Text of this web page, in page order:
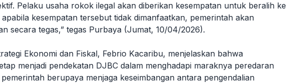
Pelaku usaha rokok ilegal akan diberikan kesempatan untuk beralih ke
kesempatan tersebut tidak dimanfaatkan, pemerintah akan
secara tegas,” tegas Purbaya (Jumat, 10/04/2026).
Ekonomi dan Fiskal, Febrio Kacaribu, menjelaskan bahwa
menjadi pendekatan DJBC dalam menghadapi maraknya peredaran
berupaya menjaga keseimbangan antara pengendalian